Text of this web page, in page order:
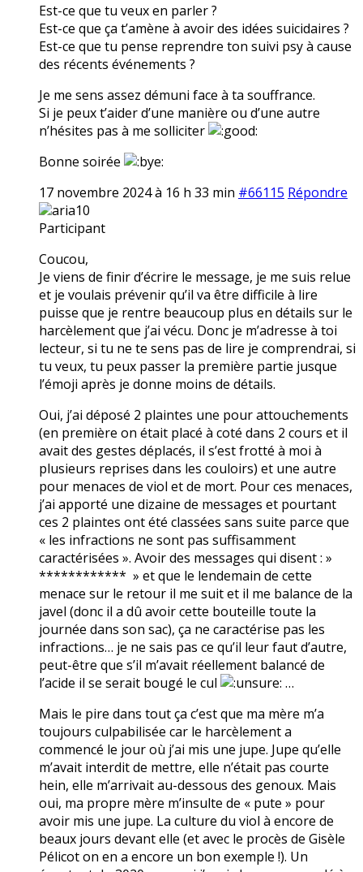
Est-ce que tu veux en parler ?
Est-ce que ça t’amène à avoir des idées suicidaires ?
Est-ce que tu pense reprendre ton suivi psy à cause
des récents événements ?
Je me sens assez démuni face à ta souffrance.
Si je peux t’aider d’une manière ou d’une autre
n’hésites pas à me solliciter
Bonne soirée
17 novembre 2024 à 16 h 33 min #66115 Répondre
aria10
Participant
Coucou,
Je viens de finir d’écrire le message, je me suis relue
et je voulais prévenir qu’il va être difficile à lire
puisse que je rentre beaucoup plus en détails sur le
harcèlement que j’ai vécu. Donc je m’adresse à toi
lecteur, si tu ne te sens pas de lire je comprendrai, si
tu veux, tu peux passer la première partie jusque
l’émoji après je donne moins de détails.
Oui, j’ai déposé 2 plaintes une pour attouchements
(en première on était placé à coté dans 2 cours et il
avait des gestes déplacés, il s’est frotté à moi à
plusieurs reprises dans les couloirs) et une autre
pour menaces de viol et de mort. Pour ces menaces,
j’ai apporté une dizaine de messages et pourtant
ces 2 plaintes ont été classées sans suite parce que
« les infractions ne sont pas suffisamment
caractérisées ». Avoir des messages qui disent : »
************ » et que le lendemain de cette
menace sur le retour il me suit et il me balance de la
javel (donc il a dû avoir cette bouteille toute la
journée dans son sac), ça ne caractérise pas les
infractions… je ne sais pas ce qu’il leur faut d’autre,
peut-être que s’il m’avait réellement balancé de
l’acide il se serait bougé le cul
…
Mais le pire dans tout ça c’est que ma mère m’a
toujours culpabilisée car le harcèlement a
commencé le jour où j’ai mis une jupe. Jupe qu’elle
m’avait interdit de mettre, elle n’était pas courte
hein, elle m’arrivait au-dessous des genoux. Mais
oui, ma propre mère m’insulte de « pute » pour
avoir mis une jupe. La culture du viol à encore de
beaux jours devant elle (et avec le procès de Gisèle
Pélicot on en a encore un bon exemple !). Un